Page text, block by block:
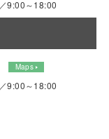
9:00～18:00
Maps
9:00～18:00